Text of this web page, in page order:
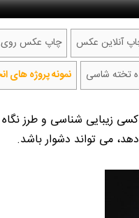
آنلاین عکس چاپ عکس
تخته شاسی نمونه پروژه های
زیبایی شناسی و طرز
می تواند دشوار باشد.